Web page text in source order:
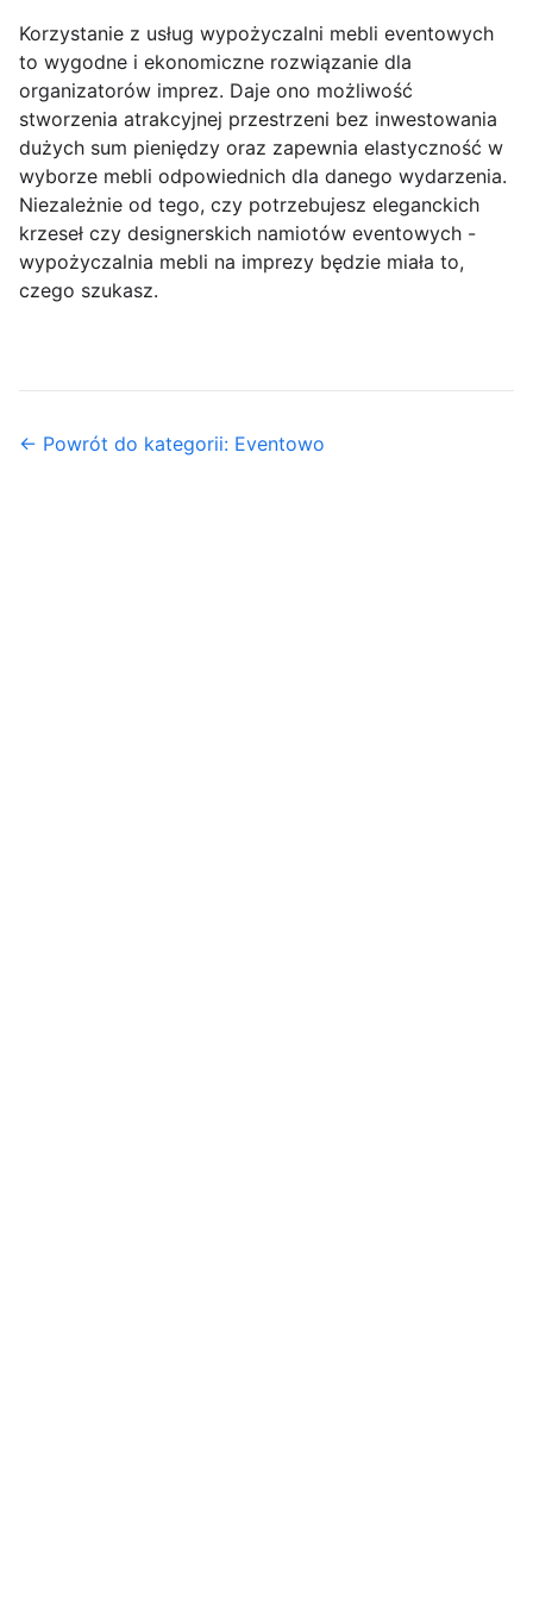
Korzystanie z usług wypożyczalni mebli eventowych
to wygodne i ekonomiczne rozwiązanie dla
organizatorów imprez. Daje ono możliwość
stworzenia atrakcyjnej przestrzeni bez inwestowania
dużych sum pieniędzy oraz zapewnia elastyczność w
wyborze mebli odpowiednich dla danego wydarzenia.
Niezależnie od tego, czy potrzebujesz eleganckich
krzeseł czy designerskich namiotów eventowych -
wypożyczalnia mebli na imprezy będzie miała to,
czego szukasz.
← Powrót do kategorii: Eventowo